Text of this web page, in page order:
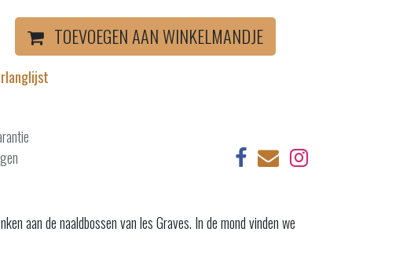
TOEVOEGEN AAN WINKELMANDJE
aan de naaldbossen van les Graves. In de mond vinden we